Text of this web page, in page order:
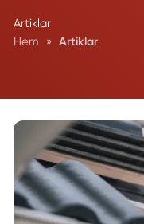
Artiklar
Hem
» Artiklar